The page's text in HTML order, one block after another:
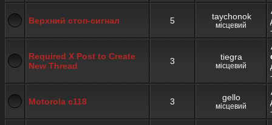
Верхний стоп-сигнал 5 taychonok
місцевий
Required X Post to Create
New Thread
3 tiegra
місцевий
Motorola c118 3 gello
місцевий